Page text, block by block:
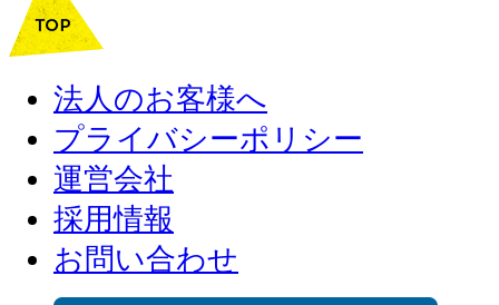
法人のお客様へ
プライバシーポリシー
運営会社
採用情報
お問い合わせ